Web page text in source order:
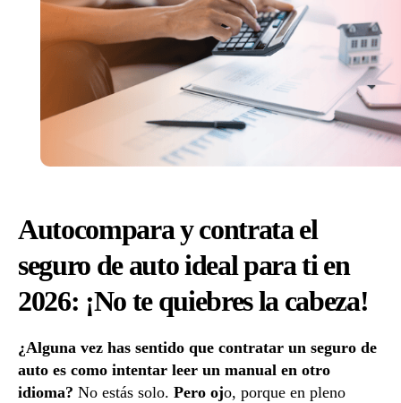
auto
con
las
Autocompara y contrata el
seguro de auto ideal para ti en
2026: ¡No te quiebres la cabeza!
¿Alguna vez has sentido que contratar un seguro de
auto es como intentar leer un manual en otro
idioma? No estás solo. Pero ojo, porque en pleno